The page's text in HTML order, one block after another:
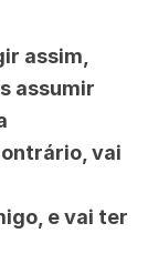
assim,
assumir
vai
e vai ter